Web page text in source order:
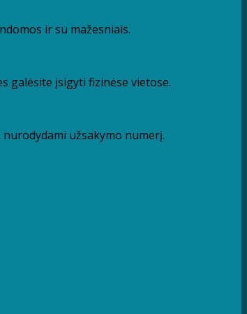
ir su mažesniais.
galėsite įsigyti fizinėse vietose.
užsakymo numerį.